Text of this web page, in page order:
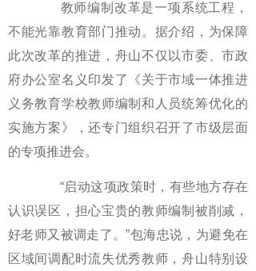
教师编制改革是一项系统工程，
不能光靠教育部门推动。据介绍，为保障
此次改革的推进，舟山不仅以市委、市政
府办公室名义印发了《关于市域一体推进
义务教育学校教师编制和人员统筹优化的
实施方案》，还专门组织召开了市级层面
的专项推进会。
“启动这项政策时，有些地方存在
认识误区，担心宝贵的教师编制被削减，
好老师又被调走了。”包海忠说，为避免在
区域间调配时流失优秀教师，舟山特别设